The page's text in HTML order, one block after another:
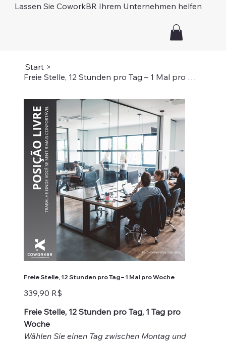
Lassen Sie CoworkBR Ihrem Unternehmen helfen
Start >
Freie Stelle, 12 Stunden pro Tag – 1 Mal pro Woche
Freie Stelle, 12 Stunden pro Tag – 1 Mal pro Woche
Preis
339,90 R$
Freie Stelle, 12 Stunden pro Tag, 1 Tag pro
Woche
Wählen Sie einen Tag zwischen Montag und